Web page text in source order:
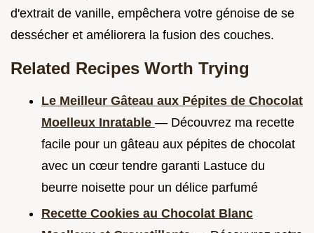
d'extrait de vanille, empêchera votre génoise de se
dessécher et améliorera la fusion des couches.
Related Recipes Worth Trying
Le Meilleur Gâteau aux Pépites de Chocolat
Moelleux Inratable — Découvrez ma recette
facile pour un gâteau aux pépites de chocolat
avec un cœur tendre garanti Lastuce du
beurre noisette pour un délice parfumé
Recette Cookies au Chocolat Blanc